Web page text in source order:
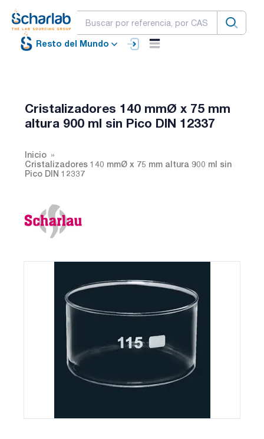
Resto del Mundo
Cristalizadores 140 mmØ x 75 mm
altura 900 ml sin Pico DIN 12337
Inicio
Cristalizadores 140 mmØ x 75 mm altura 900 ml sin
Pico DIN 12337